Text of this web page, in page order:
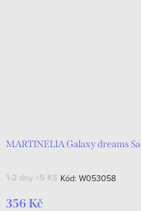
MARTINELIA Galaxy dreams
1-2 dny >5 KS Kód: W053058
356 Kč